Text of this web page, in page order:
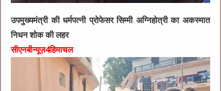
उपमुख्यमंत्री की धर्मपत्नी प्रोफेसर सिम्मी अग्निहोत्री का अकस्मात
निधन शोक की लहर
सीएनबीन्यूज़4हिमाचल